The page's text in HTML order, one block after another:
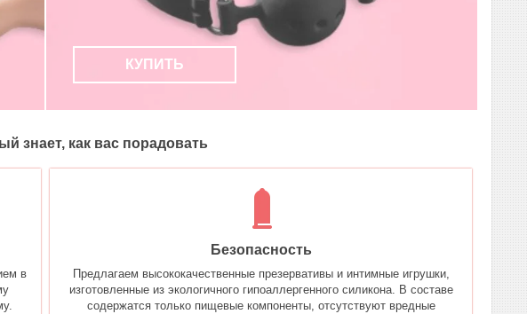
КУПИТЬ
знает, как вас порадовать
в
Безопасность
Предлагаем высококачественные презервативы и интимные игрушки,
изготовленные из экологичного гипоаллергенного силикона. В составе
содержатся только пищевые компоненты, отсутствуют вредные